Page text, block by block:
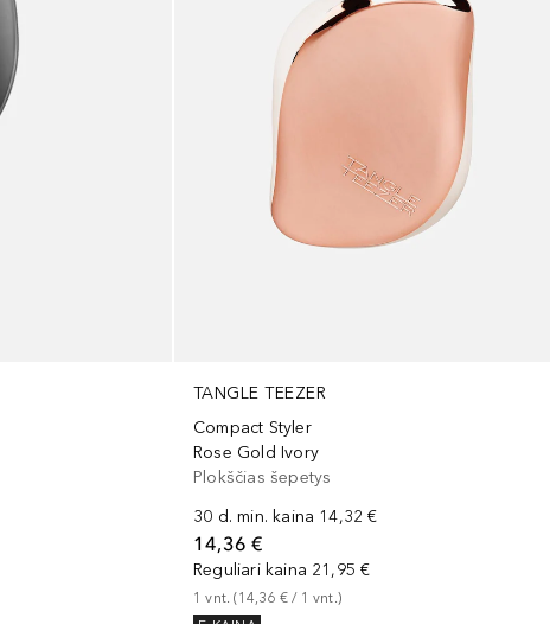
TANGLE TEEZER
Compact Styler
Rose Gold Ivory
Plokščias šepetys
30 d. min. kaina 14,32 €
14,36 €
Reguliari kaina 21,95 €
1 vnt. (14,36 € / 1 vnt.)